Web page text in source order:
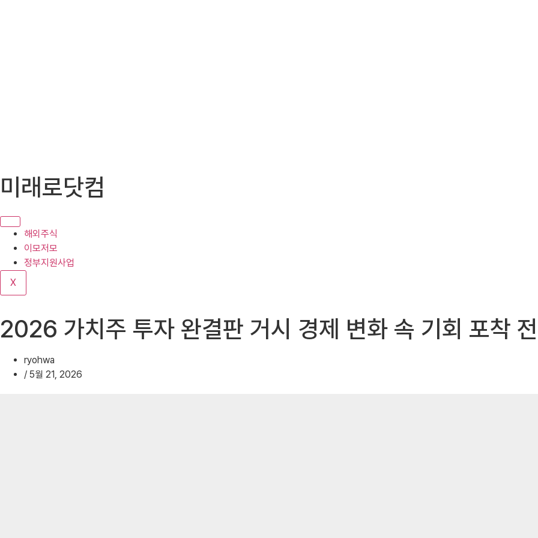
텐
로
기
미래로닷컴
해외주식
이모저모
정부지원사업
X
2026 가치주 투자 완결판 거시 경제 변화 속 기회 포착
ryohwa
/ 5월 21, 2026